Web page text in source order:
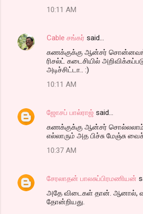
10:11 AM
Cable சங்கர் said…
கணக்குக்கு ஆன்சர் சொன்னவங்க
ரிசல்ட் கடைசியில்
அடிச்சிட்டா.. :)
10:11 AM
ஜோசப் பால்ராஜ் said…
கணக்குக்கு ஆன்சர்
எல்லாரும் அத பிச்சு மேஞ்சு
10:37 AM
சேரலாதன் பாலசுப்பிரமணியன்
அதே விடைகள் தான். ஆனால்,
தோன்றியது.